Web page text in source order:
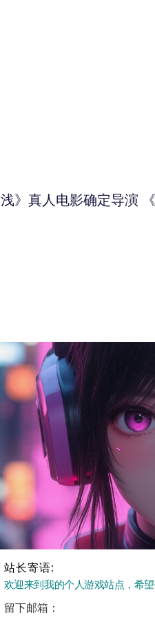
浅》真人电影确定导演
站长寄语:
欢迎来到我的个人游戏站点，希
留下邮箱：